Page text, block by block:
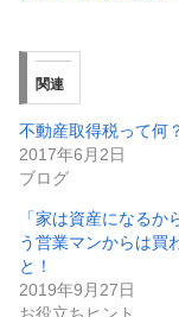
関連
不動産取得税って何
2017年6月2日
ブログ
「家は資産になるか
う営業マンからは買
と！
2019年9月27日
お役立ちヒント